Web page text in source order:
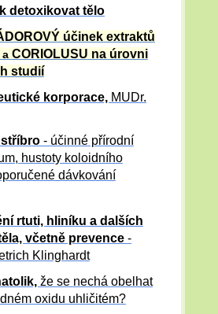
detoxikovat tělo
účinek extraktů
a CORIOLUSU na úrovni
studií
korporace, MUDr.
- účinné přírodní
hustoty koloidního
dávkování
rtuti, hliníku a dalších
včetně prevence -
Klinghardt
že se nechá obelhat
oxidu uhličitém?